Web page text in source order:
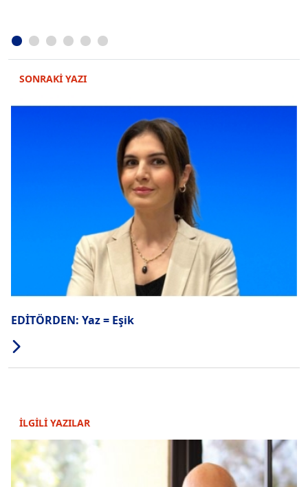
SONRAKİ YAZI
EDİTÖRDEN: Yaz = Eşik
İLGİLİ YAZILAR